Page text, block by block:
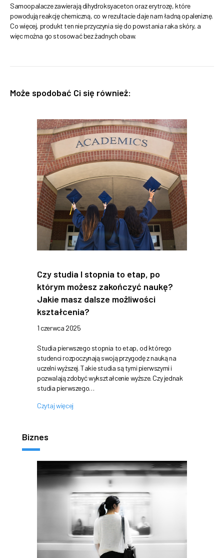
Samoopalacze zawierają dihydroksyaceton oraz erytrozę, które
powodują reakcję chemiczną, co w rezultacie daje nam ładną opaleniznę.
Co więcej, produkt ten nie przyczynia się do powstania raka skóry, a
więc można go stosować bez żadnych obaw.
Może spodobać Ci się również:
Czy studia I stopnia to etap, po
którym możesz zakończyć naukę?
Jakie masz dalsze możliwości
kształcenia?
1 czerwca 2025
Studia pierwszego stopnia to etap, od którego
studenci rozpoczynają swoją przygodę z nauką na
uczelni wyższej. Takie studia są tymi pierwszymi i
pozwalają zdobyć wykształcenie wyższe. Czy jednak
studia pierwszego…
Czytaj więcej
Biznes